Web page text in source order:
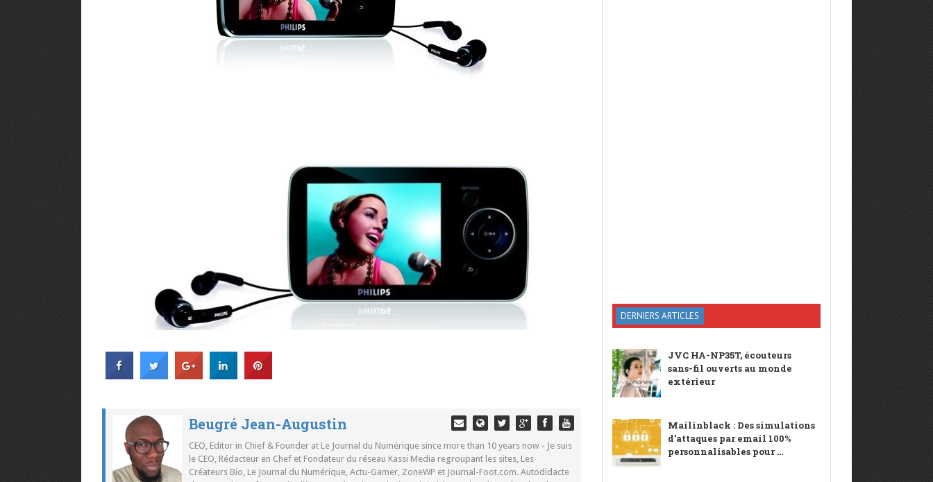
Beugré Jean-Augustin
CEO, Editor in Chief & Founder at Le Journal du Numérique since more than 10 years now - Je suis
le CEO, Rédacteur en Chef et Fondateur du réseau Kassi Media regroupant les sites, Les
Créateurs Bio, Le Journal du Numérique, Actu-Gamer, ZoneWP et Journal-Foot.com. Autodidacte
DERNIERS ARTICLES
JVC HA-NP35T, écouteurs
sans-fil ouverts au monde
extérieur
Mailinblack : Des simulations
d’attaques par email 100%
personnalisables pour ...